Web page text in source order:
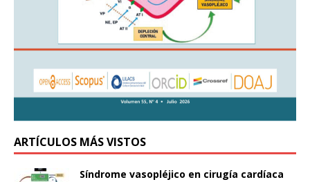
ARTÍCULOS MÁS VISTOS
Síndrome vasopléjico en cirugía cardíaca